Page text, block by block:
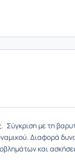
Σύγκριση με τη
Διαφορά
και